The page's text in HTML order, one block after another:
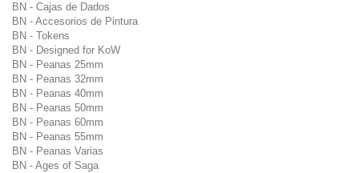
BN - Cajas de Dados
BN - Accesorios de Pintura
BN - Tokens
BN - Designed for KoW
BN - Peanas 25mm
BN - Peanas 32mm
BN - Peanas 40mm
BN - Peanas 50mm
BN - Peanas 60mm
BN - Peanas 55mm
BN - Peanas Varias
BN - Ages of Saga